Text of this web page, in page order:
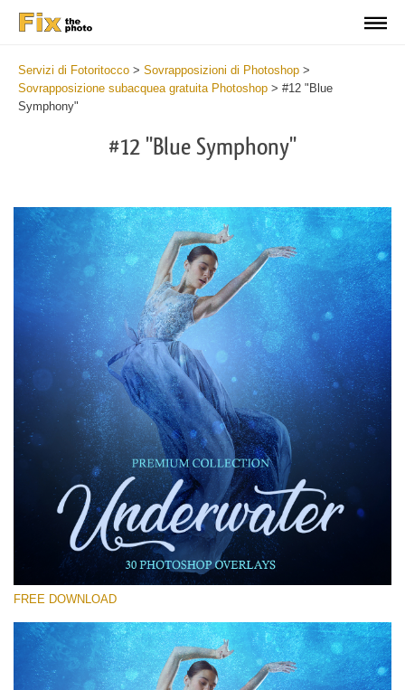
Servizi di Fotoritocco > Sovrapposizioni di Photoshop >
Sovrapposizione subacquea gratuita Photoshop > #12 "Blue
Symphony"
#12 "Blue Symphony"
Si prega di Selezionare
Free Photoshop Overlay #12
Small 800*533px
Underwater Overlays
(30 Overlays)
4 Seasons (411 Overlays)
Large 6000*4000px
FREE DOWNLOAD